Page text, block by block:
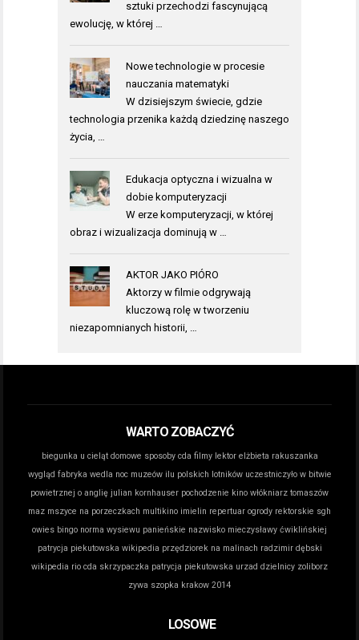
sztuki przechodzi fascynującą
ewolucję, w której …
Nowe technologie w procesie
nauczania matematyki
W dzisiejszym świecie, gdzie
technologia przenika każdą dziedzinę naszego
życia, …
Edukacja optyczna i wizualna w
dobie komputeryzacji
W erze komputeryzacji, w której
obraz i wizualizacja dominują w …
AKTOR JAKO PIÓRO
Aktorzy w filmie odgrywają
kluczową rolę w tworzeniu
niezapomnianych historii, …
WARTO ZOBACZYĆ
biegunka u cieląt domowe sposoby cda filmy lektor elżbieta rakuszanka
wygląd fabryka wedla noc muzeów ilu polskich lotników uczestniczyło w bitwie
powietrznej o anglię julian kornhauser pochodzenie kino włókniarz tomaszów
maz mszyce na porzeczkach multikino imielin repertuar ogrody rektorskie sgh
owies bingo norma wysiewu panieńskie nazwisko mieczysławy ćwiklińskiej
patrycja piekutowska wikipedia przędziorek na malinach radzimir dębski
wikipedia rio cda skrzypaczka patrycja piekutowska urzad dzielnicy zoliborz
zywa szopka krakow 2014
LOSOWE